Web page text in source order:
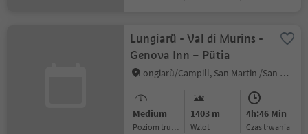
Lungiarü - Val di Murins -
Genova Inn – Pütia
Longiarù/Campill, San Martin /San Martino, Dolomites Region Kronplatz/Plan de Corones
Medium
Poziom trudności
1403 m
Wzlot
4h:46 Min
czas trwania